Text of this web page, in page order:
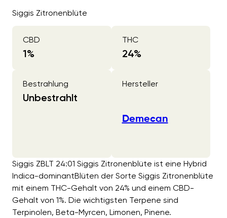
Siggis Zitronenblüte
CBD
1%
THC
24%
Bestrahlung
Unbestrahlt
Hersteller
Demecan
Siggis ZBLT 24:01 Siggis Zitronenblüte ist eine Hybrid
Indica-dominantBlüten der Sorte Siggis Zitronenblüte
mit einem THC-Gehalt von 24% und einem CBD-
Gehalt von 1%. Die wichtigsten Terpene sind
Terpinolen, Beta-Myrcen, Limonen, Pinene.